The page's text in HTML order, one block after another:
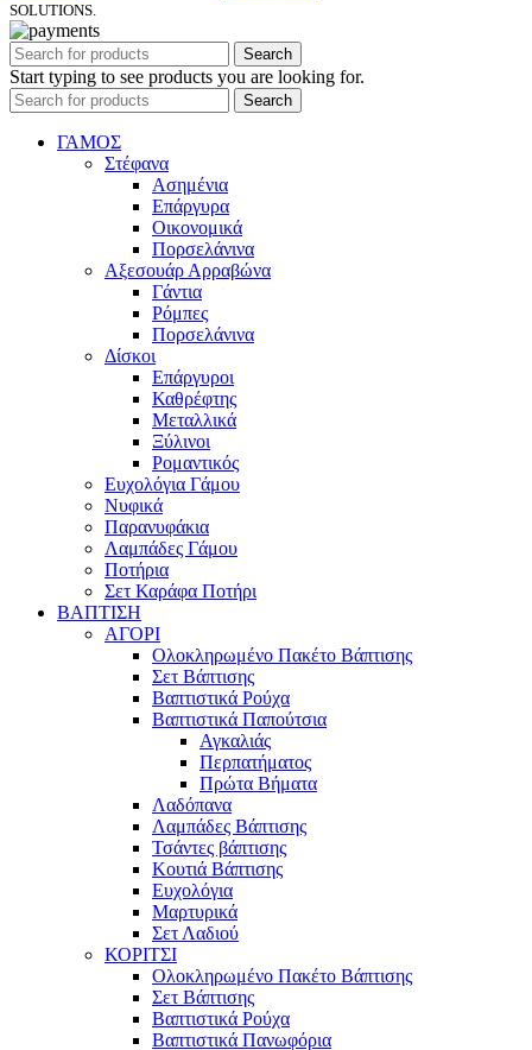
SOLUTIONS.
Search
Start typing to see products you are looking for.
Search
ΓΑΜΟΣ
Στέφανα
Ασημένια
Επάργυρα
Οικονομικά
Πορσελάνινα
Αξεσουάρ Αρραβώνα
Γάντια
Ρόμπες
Πορσελάνινα
Δίσκοι
Επάργυροι
Καθρέφτης
Μεταλλικά
Ξύλινοι
Ρομαντικός
Ευχολόγια Γάμου
Νυφικά
Παρανυφάκια
Λαμπάδες Γάμου
Ποτήρια
Σετ Καράφα Ποτήρι
ΒΑΠΤΙΣΗ
ΑΓΟΡΙ
Ολοκληρωμένο Πακέτο Βάπτισης
Σετ Βάπτισης
Βαπτιστικά Ρούχα
Βαπτιστικά Παπούτσια
Αγκαλιάς
Περπατήματος
Πρώτα Βήματα
Λαδόπανα
Λαμπάδες Βάπτισης
Τσάντες βάπτισης
Κουτιά Βάπτισης
Ευχολόγια
Μαρτυρικά
Σετ Λαδιού
ΚΟΡΙΤΣΙ
Ολοκληρωμένο Πακέτο Βάπτισης
Σετ Βάπτισης
Βαπτιστικά Ρούχα
Βαπτιστικά Πανωφόρια